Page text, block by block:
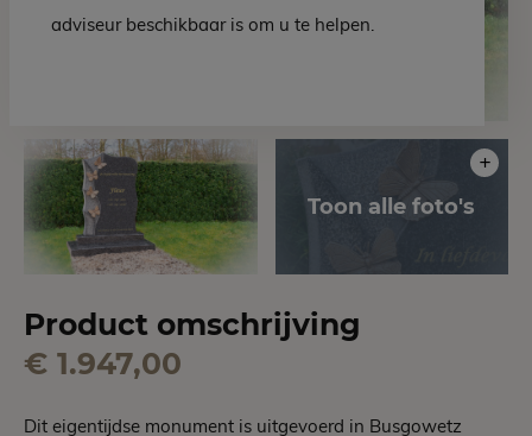
Product omschrijving
€ 1.947,00
Dit eigentijdse monument is uitgevoerd in Busgowetz
adviseur beschikbaar is om u te helpen.